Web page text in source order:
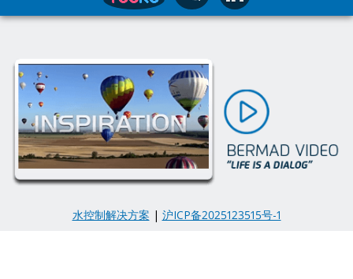
水控制解决方案 | 沪ICP备2025123515号-1